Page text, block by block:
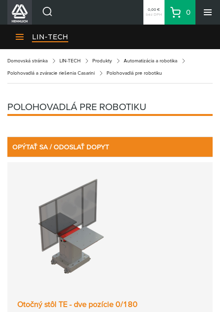
Divízie HENNLICH
Kariéra
Kontakty
Prihlásenie
Zone
0,00 €
bez DPH
Košík
0
LIN-TECH
Domovská stránka LIN-TECH Produkty Automatizácia a robotika
Polohovadlá a zváracie riešenia Casarini Polohovadlá pre robotiku
POLOHOVADLÁ PRE ROBOTIKU
OPÝTAŤ SA / ODOSLAŤ DOPYT
Otočný stôl TE - dve pozície 0/180